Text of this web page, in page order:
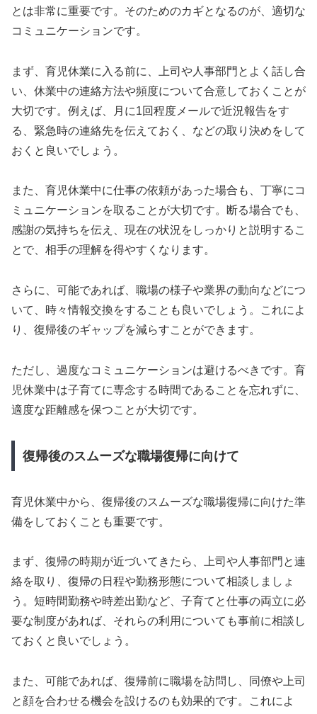
とは非常に重要です。そのためのカギとなるのが、適切な
コミュニケーションです。
まず、育児休業に入る前に、上司や人事部門とよく話し合
い、休業中の連絡方法や頻度について合意しておくことが
大切です。例えば、月に1回程度メールで近況報告をす
る、緊急時の連絡先を伝えておく、などの取り決めをして
おくと良いでしょう。
また、育児休業中に仕事の依頼があった場合も、丁寧にコ
ミュニケーションを取ることが大切です。断る場合でも、
感謝の気持ちを伝え、現在の状況をしっかりと説明するこ
とで、相手の理解を得やすくなります。
さらに、可能であれば、職場の様子や業界の動向などにつ
いて、時々情報交換をすることも良いでしょう。これによ
り、復帰後のギャップを減らすことができます。
ただし、過度なコミュニケーションは避けるべきです。育
児休業中は子育てに専念する時間であることを忘れずに、
適度な距離感を保つことが大切です。
復帰後のスムーズな職場復帰に向けて
育児休業中から、復帰後のスムーズな職場復帰に向けた準
備をしておくことも重要です。
まず、復帰の時期が近づいてきたら、上司や人事部門と連
絡を取り、復帰の日程や勤務形態について相談しましょ
う。短時間勤務や時差出勤など、子育てと仕事の両立に必
要な制度があれば、それらの利用についても事前に相談し
ておくと良いでしょう。
また、可能であれば、復帰前に職場を訪問し、同僚や上司
と顔を合わせる機会を設けるのも効果的です。これによ